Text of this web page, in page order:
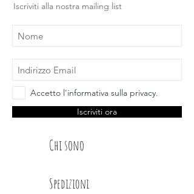
Iscriviti alla nostra mailing list
Accetto l'informativa sulla privacy.
Iscriviti ora
Chi sono
Spedizioni